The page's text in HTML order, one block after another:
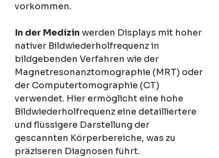
vorkommen.
In der Medizin werden Displays mit hoher
nativer Bildwiederholfrequenz in
bildgebenden Verfahren wie der
Magnetresonanztomographie (MRT) oder
der Computertomographie (CT)
verwendet. Hier ermöglicht eine hohe
Bildwiederholfrequenz eine detailliertere
und flüssigere Darstellung der
gescannten Körperbereiche, was zu
präziseren Diagnosen führt.